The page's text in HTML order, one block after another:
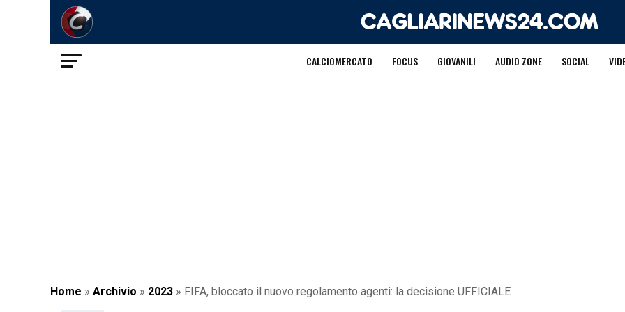
CALCIOMERCATO FOCUS GIOVANILI AUDIO ZONE SOCIAL
Home » Archivio » 2023 » FIFA, bloccato il nuovo regolamento agenti: la decisione UFFICIALE